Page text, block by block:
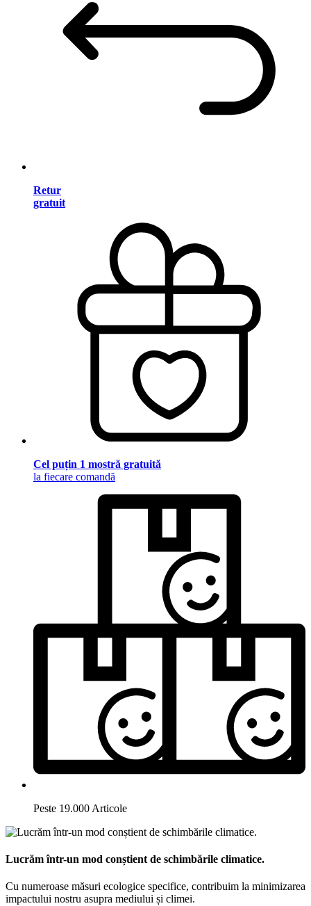
Retur
gratuit
Cel puțin 1 mostră gratuită
la fiecare comandă
Peste 19.000 Articole
Lucrăm într-un mod conștient de schimbările climatice.
Cu numeroase măsuri ecologice specifice, contribuim la minimizarea
impactului nostru asupra mediului și climei.